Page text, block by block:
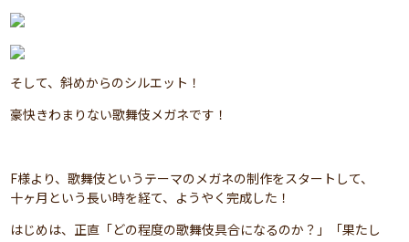
そして、斜めからのシルエット！
豪快きわまりない歌舞伎メガネです！
F様より、歌舞伎というテーマのメガネの制作をスタートして、
十ヶ月という長い時を経て、ようやく完成した！
はじめは、正直「どの程度の歌舞伎具合になるのか？」「果たし